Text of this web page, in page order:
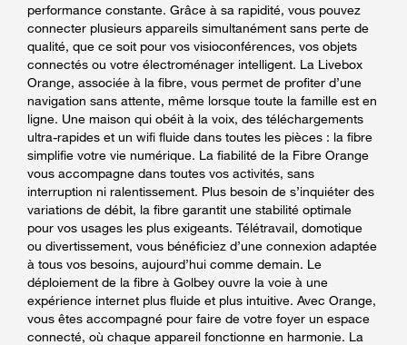
performance constante. Grâce à sa rapidité, vous pouvez
connecter plusieurs appareils simultanément sans perte de
qualité, que ce soit pour vos visioconférences, vos objets
connectés ou votre électroménager intelligent. La Livebox
Orange, associée à la fibre, vous permet de profiter d’une
navigation sans attente, même lorsque toute la famille est en
ligne. Une maison qui obéit à la voix, des téléchargements
ultra-rapides et un wifi fluide dans toutes les pièces : la fibre
simplifie votre vie numérique. La fiabilité de la Fibre Orange
vous accompagne dans toutes vos activités, sans
interruption ni ralentissement. Plus besoin de s’inquiéter des
variations de débit, la fibre garantit une stabilité optimale
pour vos usages les plus exigeants. Télétravail, domotique
ou divertissement, vous bénéficiez d’une connexion adaptée
à tous vos besoins, aujourd’hui comme demain. Le
déploiement de la fibre à Golbey ouvre la voie à une
expérience internet plus fluide et plus intuitive. Avec Orange,
vous êtes accompagné pour faire de votre foyer un espace
connecté, où chaque appareil fonctionne en harmonie. La